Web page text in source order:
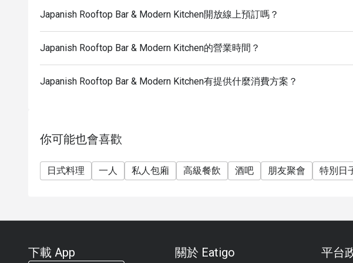
Japanish Rooftop Bar & Modern Kitchen開放線上預訂嗎？
Japanish Rooftop Bar & Modern Kitchen的營業時間？
Japanish Rooftop Bar & Modern Kitchen有提供什麼消費方案？
你可能也會喜歡
日式料理 一人 私人包廂 高級餐飲 酒吧 朋友聚會 特別日
下載 App 關於 Eatigo 平台